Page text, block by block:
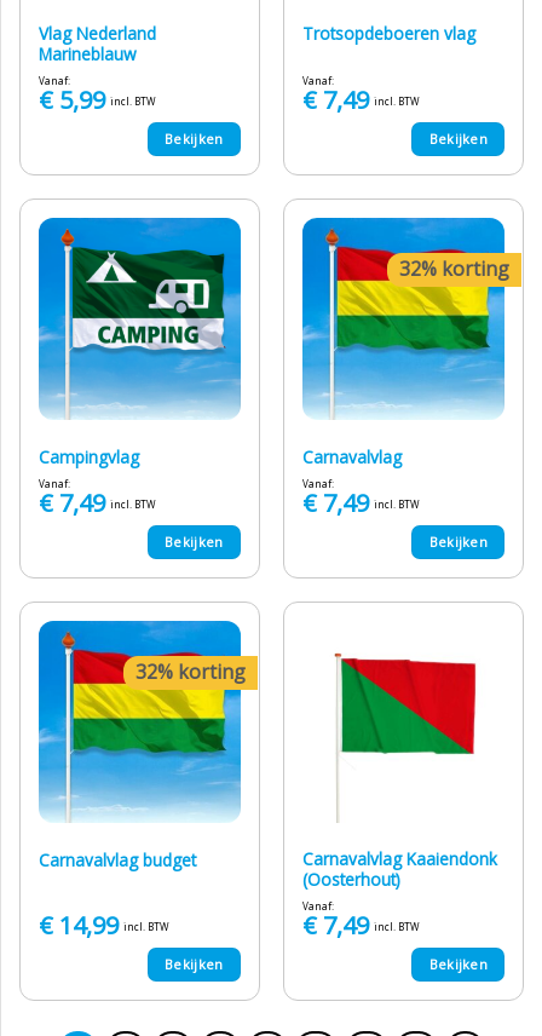
Vlag Nederland
Marineblauw
Vanaf:
€5,99 incl. BTW
Bekijken
Trotsopdeboeren vlag
Vanaf:
€7,49 incl. BTW
Bekijken
Campingvlag
Vanaf:
€7,49 incl. BTW
Bekijken
32% korting
Carnavalvlag
Vanaf:
€7,49 incl. BTW
Bekijken
32% korting
Carnavalvlag budget
€14,99 incl. BTW
Bekijken
Carnavalvlag Kaaiendonk
(Oosterhout)
Vanaf:
€7,49 incl. BTW
Bekijken